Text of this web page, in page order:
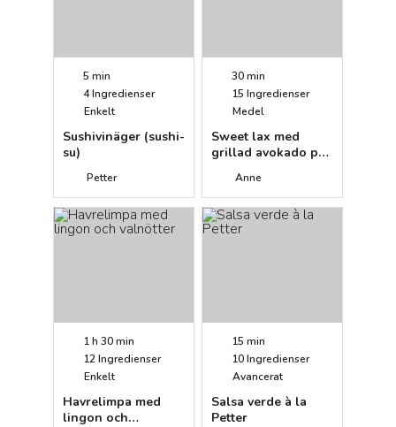
5 min
4Ingredienser
Enkelt
Sushivinäger (sushi-
su)
Petter
30 min
15 Ingredienser
Medel
Sweet lax med
grillad avokado på
Anne
1 h 30 min
12Ingredienser
Enkelt
Havrelimpa med
lingon och
15 min
10Ingredienser
Avancerat
Salsa verde à la
Petter